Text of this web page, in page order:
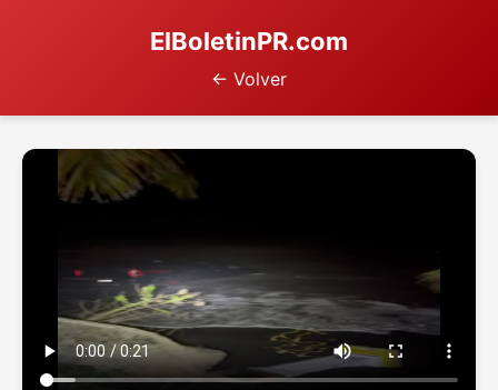
ElBoletinPR.com
← Volver